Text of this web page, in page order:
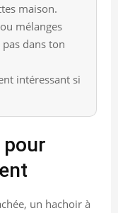
maison.
mélanges
dans ton
intéressant si
pour
un hachoir à